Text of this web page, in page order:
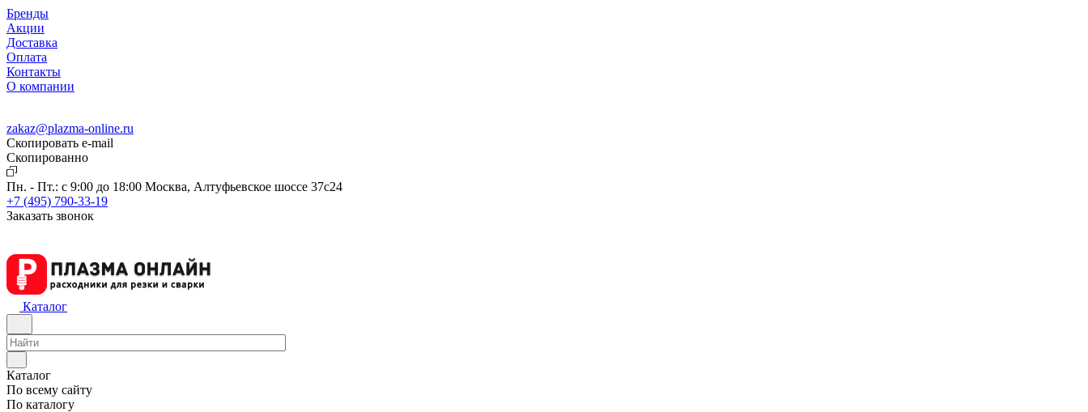
Бренды
Акции
Доставка
Оплата
Контакты
О компании
zakaz@plazma-online.ru
Скопировать e-mail
Cкопированно
Пн. - Пт.: с 9:00 до 18:00 Москва, Алтуфьевское шоссе 37с24
+7 (495) 790-33-19
Заказать звонок
Каталог
Каталог
По всему сайту
По каталогу